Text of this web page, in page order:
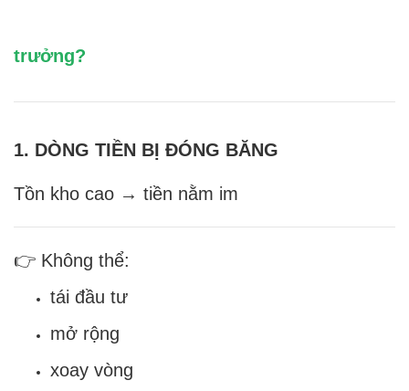
trưởng?
1. DÒNG TIỀN BỊ ĐÓNG BĂNG
Tồn kho cao → tiền nằm im
👉 Không thể:
tái đầu tư
mở rộng
xoay vòng